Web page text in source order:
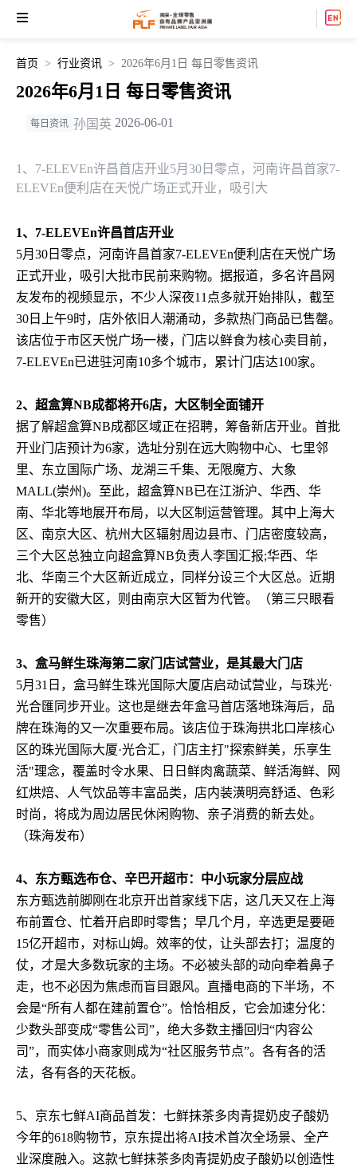
首页 行业资讯 2026年6月1日 每日零售资讯
2026年6月1日 每日零售资讯
每日资讯 孙国英 2026-06-01
1、7-ELEVEn许昌首店开业5月30日零点，河南许昌首家7-
ELEVEn便利店在天悦广场正式开业，吸引大
1、7-ELEVEn许昌首店开业
5月30日零点，河南许昌首家7-ELEVEn便利店在天悦广场
正式开业，吸引大批市民前来购物。据报道，多名许昌网
友发布的视频显示，不少人深夜11点多就开始排队，截至
30日上午9时，店外依旧人潮涌动，多款热门商品已售罄。
该店位于市区天悦广场一楼，门店以鲜食为核心卖目前，
7-ELEVEn已进驻河南10多个城市，累计门店达100家。
2、超盒算NB成都将开6店，大区制全面铺开
据了解超盒算NB成都区域正在招聘，筹备新店开业。首批
开业门店预计为6家，选址分别在远大购物中心、七里邻
里、东立国际广场、龙湖三千集、无限魔方、大象
MALL(崇州)。至此，超盒算NB已在江浙沪、华西、华
南、华北等地展开布局，以大区制运营管理。其中上海大
区、南京大区、杭州大区辐射周边县市、门店密度较高，
三个大区总独立向超盒算NB负责人李国汇报;华西、华
北、华南三个大区新近成立，同样分设三个大区总。近期
新开的安徽大区，则由南京大区暂为代管。（第三只眼看
零售）
3、盒马鲜生珠海第二家门店试营业，是其最大门店
5月31日，盒马鲜生珠光国际大厦店启动试营业，与珠光·
光合匯同步开业。这也是继去年盒马首店落地珠海后，品
牌在珠海的又一次重要布局。该店位于珠海拱北口岸核心
区的珠光国际大厦·光合汇，门店主打"探索鲜美，乐享生
活"理念，覆盖时令水果、日日鲜肉禽蔬菜、鲜活海鲜、网
红烘焙、人气饮品等丰富品类，店内装潢明亮舒适、色彩
时尚，将成为周边居民休闲购物、亲子消费的新去处。
（珠海发布）
4、东方甄选布仓、辛巴开超市：中小玩家分层应战
东方甄选前脚刚在北京开出首家线下店，这几天又在上海
布前置仓、忙着开启即时零售；早几个月，辛选更是要砸
15亿开超市，对标山姆。效率的仗，让头部去打；温度的
仗，才是大多数玩家的主场。不必被头部的动向牵着鼻子
走，也不必因为焦虑而盲目跟风。直播电商的下半场，不
会是“所有人都在建前置仓”。恰恰相反，它会加速分化：
少数头部变成“零售公司”，绝大多数主播回归“内容公
司”，而实体小商家则成为“社区服务节点”。各有各的活
法，各有各的天花板。
5、京东七鲜AI商品首发：七鲜抹茶多肉青提奶皮子酸奶
今年的618购物节，京东提出将AI技术首次全场景、全产
业深度融入。这款七鲜抹茶多肉青提奶皮子酸奶以创造性